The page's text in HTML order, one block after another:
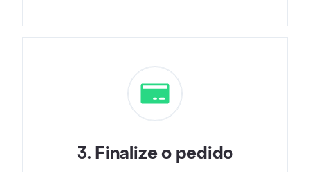
3. Finalize o pedido